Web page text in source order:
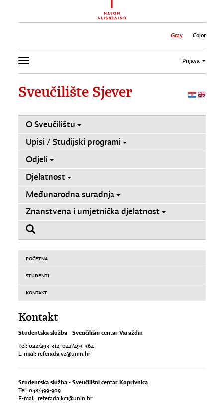
Color
Gray
Prijava
Sveučilište Sjever
O Sveučilištu
Upisi / Studijski programi
Odjeli
Djelatnost
Međunarodna suradnja
Znanstvena i umjetnička djelatnost
POČETNA
STUDENTI
KONTAKT
Kontakt
Studentska služba - Sveučilišni centar Varaždin
Tel: 042/493-312; 042/493-364
E-mail: referada.vz@unin.hr
Studentska služba - Sveučilišni centar Koprivnica
Tel: 048/499-909
E-mail: referada.kc1@unin.hr